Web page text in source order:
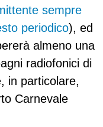
sempre
periodico), ed
almeno una
radiofonici di
in particolare,
Carnevale